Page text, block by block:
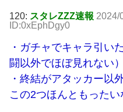
120: スタレZZZ速報 2024/
ID:0xEphDgy0
・ガチャでキャラ引い
闘以外でほぼ見れない）
・終結がアタッカー以
この2つほんともった